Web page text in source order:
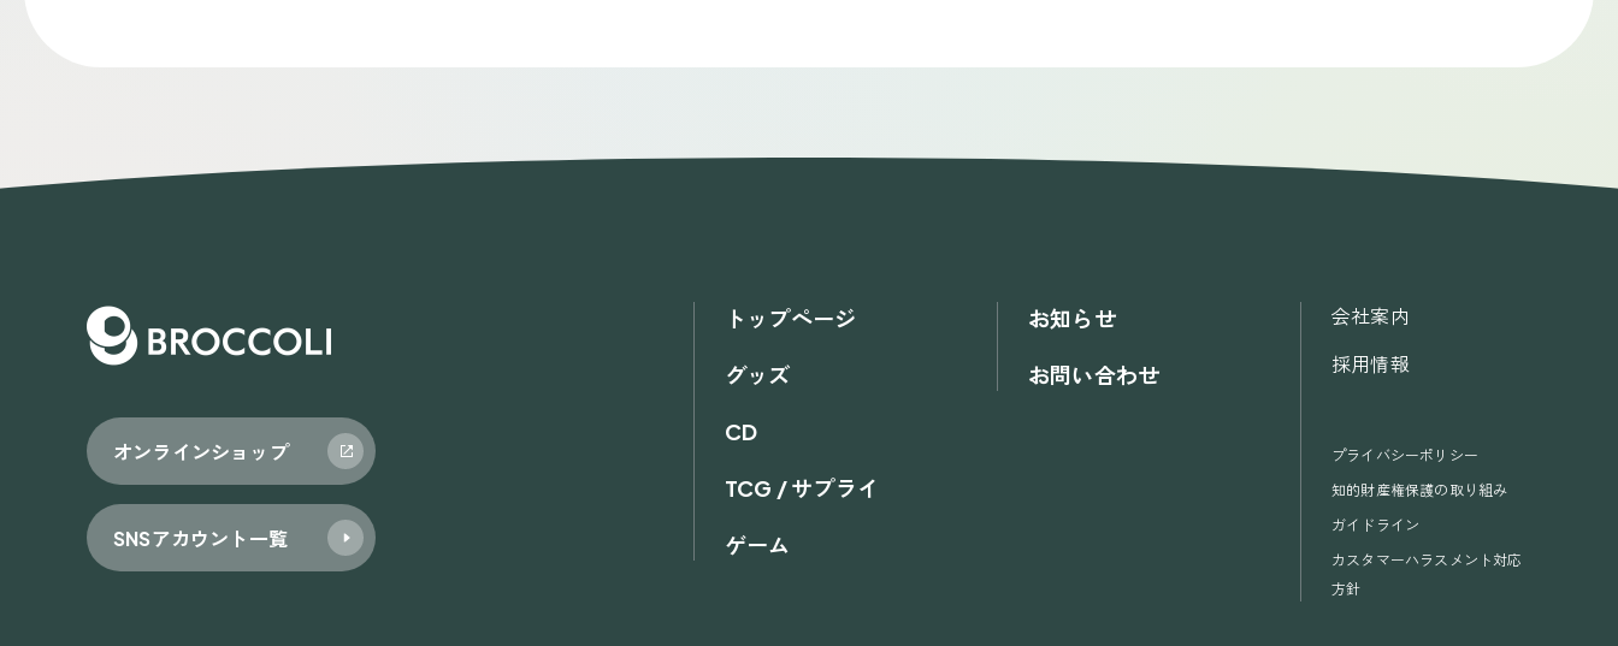
オンラインショップ
SNSアカウント一覧
トップページ
グッズ
CD
TCG / サプライ
ゲーム
お知らせ
お問い合わせ
会社案内
採用情報
プライバシーポリシー
知的財産権保護の取り組み
ガイドライン
カスタマーハラスメント対応
方針